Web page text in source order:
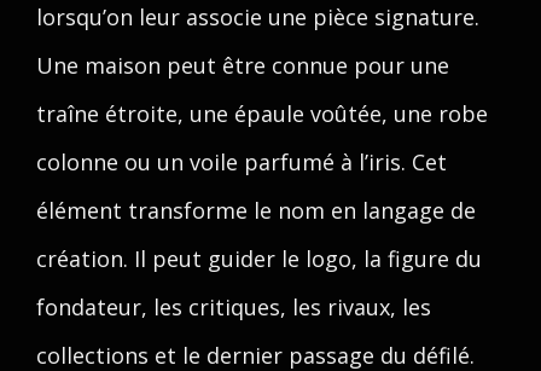
lorsqu’on leur associe une pièce signature.
Une maison peut être connue pour une
traîne étroite, une épaule voûtée, une robe
colonne ou un voile parfumé à l’iris. Cet
élément transforme le nom en langage de
création. Il peut guider le logo, la figure du
fondateur, les critiques, les rivaux, les
collections et le dernier passage du défilé.